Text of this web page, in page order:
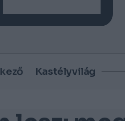
Kastélyvilág